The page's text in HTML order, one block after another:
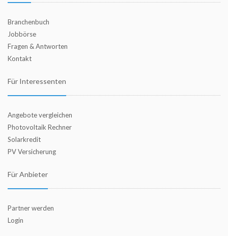
Branchenbuch
Jobbörse
Fragen & Antworten
Kontakt
Für Interessenten
Angebote vergleichen
Photovoltaik Rechner
Solarkredit
PV Versicherung
Für Anbieter
Partner werden
Login